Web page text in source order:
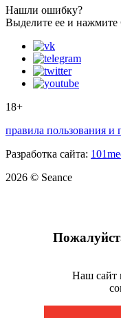
Нашли ошибку?
Выделите ее и нажмите
18+
правила пользования
Разработка сайта:
2026 © Seance
Наш сайт